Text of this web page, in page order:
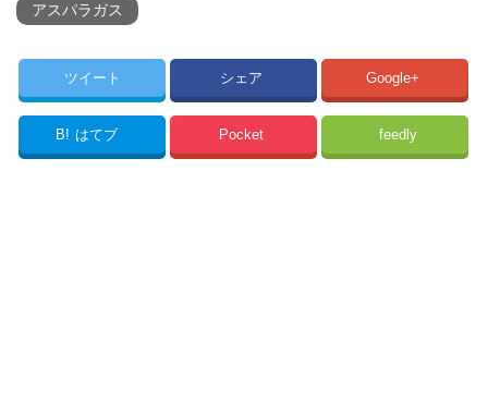
アスパラガス
ツイート シェア Google+
B! はてブ Pocket feedly